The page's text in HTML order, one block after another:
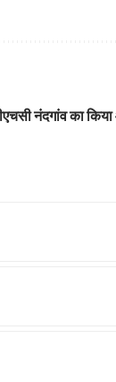
नंदगांव का